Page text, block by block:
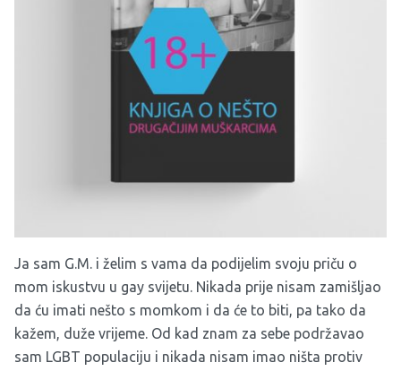
Ja sam G.M. i želim s vama da podijelim svoju priču o
mom iskustvu u gay svijetu. Nikada prije nisam zamišljao
da ću imati nešto s momkom i da će to biti, pa tako da
kažem, duže vrijeme. Od kad znam za sebe podržavao
sam LGBT populaciju i nikada nisam imao ništa protiv